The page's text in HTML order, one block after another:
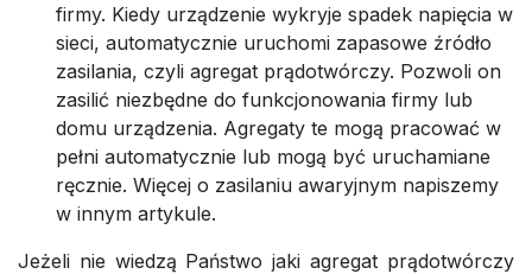
firmy. Kiedy urządzenie wykryje spadek napięcia w
sieci, automatycznie uruchomi zapasowe źródło
zasilania, czyli agregat prądotwórczy. Pozwoli on
zasilić niezbędne do funkcjonowania firmy lub
domu urządzenia. Agregaty te mogą pracować w
pełni automatycznie lub mogą być uruchamiane
ręcznie. Więcej o zasilaniu awaryjnym napiszemy
w innym artykule.
Jeżeli nie wiedzą Państwo jaki agregat prądotwórczy